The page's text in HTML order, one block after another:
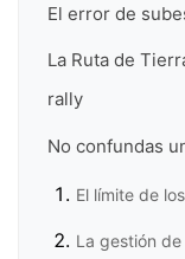
El error de
La Ruta de
rally
No confundas
El límite de
La gestión